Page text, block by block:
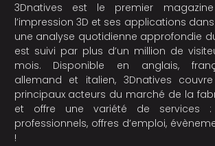
3Dnatives est le premier
l’impression 3D et ses applications
une analyse quotidienne approfondie
est suivi par plus d’un million de
mois. Disponible en anglais,
allemand et italien, 3Dnatives
principaux acteurs du marché de la
et offre une variété de services :
professionnels, offres d’emploi,
!